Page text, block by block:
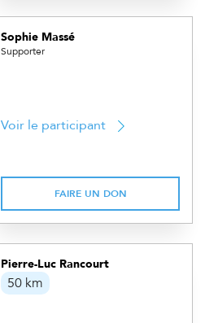
Sophie Massé
Supporter
Voir le participant
FAIRE UN DON
Pierre-Luc Rancourt
50 km